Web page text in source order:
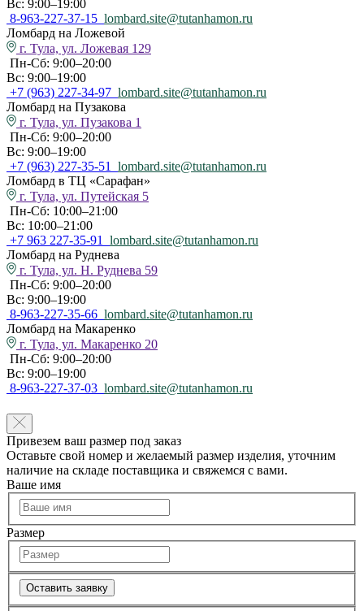
Вс: 9:00–19:00
8-963-227-37-15 lombard.site@tutanhamon.ru
Ломбард на Ложевой
г. Тула, ул. Ложевая 129
Пн-Сб: 9:00–20:00
Вс: 9:00–19:00
+7 (963) 227-34-97 lombard.site@tutanhamon.ru
Ломбард на Пузакова
г. Тула, ул. Пузакова 1
Пн-Сб: 9:00–20:00
Вс: 9:00–19:00
+7 (963) 227-35-51
lombard.site@tutanhamon.ru
Ломбард в ТЦ «Сарафан»
г. Тула, ул. Путейская 5
Пн-Сб: 10:00–21:00
Вс: 10:00–21:00
+7 963 227-35-91
lombard.site@tutanhamon.ru
Ломбард на Руднева
г. Тула, ул. Н. Руднева 59
Пн-Сб: 9:00–20:00
Вс: 9:00–19:00
8-963-227-35-66 lombard.site@tutanhamon.ru
Ломбард на Макаренко
г. Тула, ул. Макаренко 20
Пн-Сб: 9:00–20:00
Вс: 9:00–19:00
8-963-227-37-03 lombard.site@tutanhamon.ru
Привезем ваш размер под заказ
Оставьте свой номер и желаемый размер изделия, уточним
наличие на складе поставщика и свяжемся с вами.
Ваше имя
Размер
Оставить заявку